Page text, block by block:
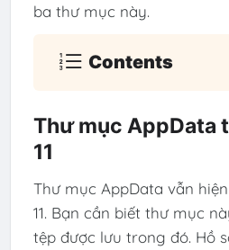
ba thư mục này.
Contents
Thư mục AppData
11
Thư mục AppData vẫn
11. Bạn cần biết thư mục
tệp được lưu trong đó. Hồ